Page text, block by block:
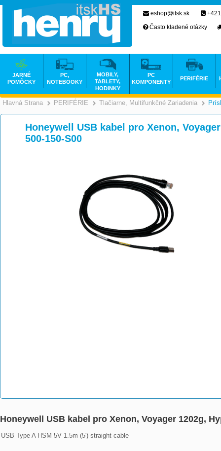
Hlavná Strana >
PERIFÉRIE >
Tlačiarne, Multifunkčné Zariadenia
Honeywell USB kabel pro Xenon,
500-150-S00
Honeywell USB kabel pro Xenon, Voyager 1202g,
USB Type A HSM 5V 1.5m (5') straight cable
eshop@itsk.sk
Často kladené otázky
JARNÉ
POMÔCKY
PC,
NOTEBOOKY
MOBILY,
TABLETY,
HODINKY
PC
KOMPONENTY
PERIFÉRIE